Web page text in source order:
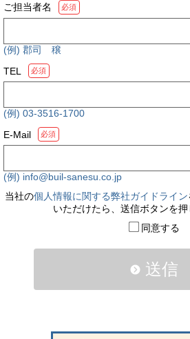
ご担当者名
必須
(例) 郡司 穣
TEL
必須
(例) 03-3516-1700
E-Mail
必須
(例) info@buil-sanesu.co.jp
当社の個人情報に関する弊社ガイドライン
いただけたら、送信ボタンを押
同意する
送信